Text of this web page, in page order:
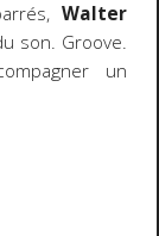
Walter
son. Groove.
un